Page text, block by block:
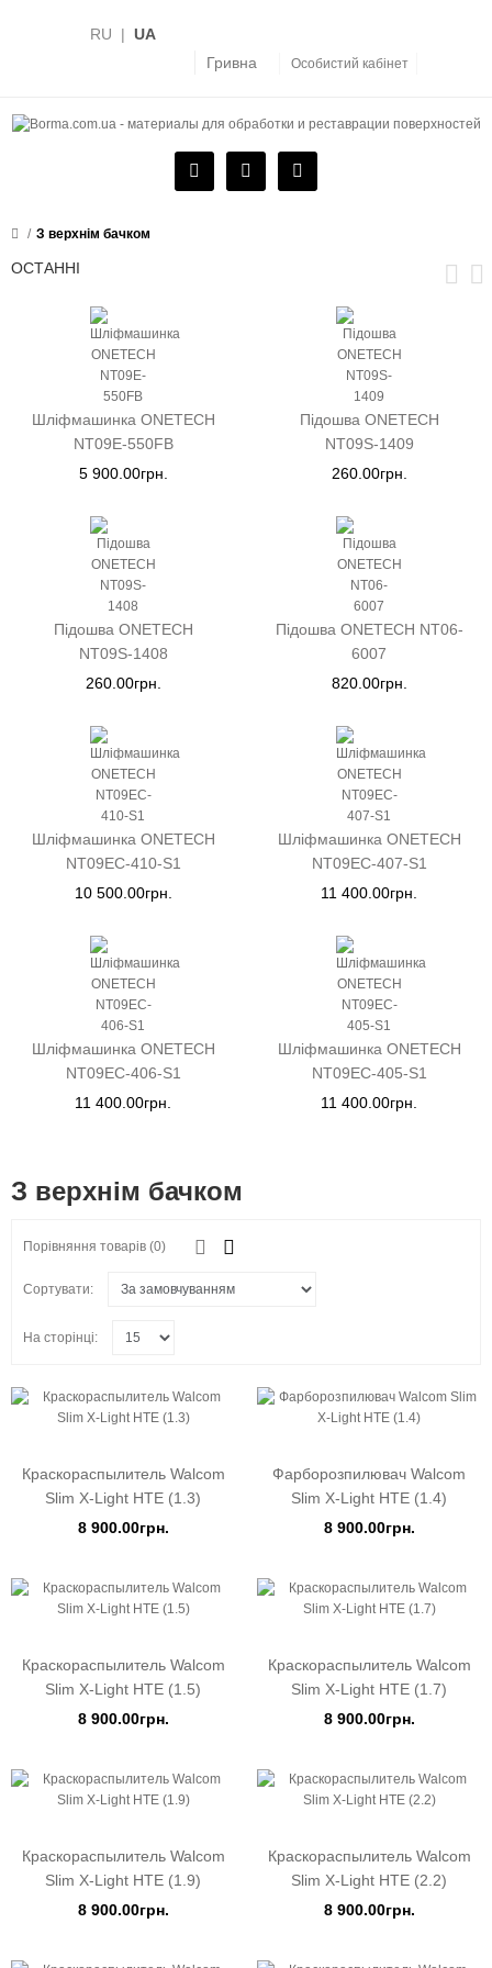
RU | UA
Гривна
Особистий кабінет
З верхнім бачком
ОСТАННІ
Шліфмашинка ONETECH
NT09E-550FB
5 900.00грн.
Підошва ONETECH
NT09S-1409
260.00грн.
Підошва ONETECH
NT09S-1408
260.00грн.
Підошва ONETECH NT06-
6007
820.00грн.
Шліфмашинка ONETECH
NT09EC-410-S1
10 500.00грн.
Шліфмашинка ONETECH
NT09EC-407-S1
11 400.00грн.
Шліфмашинка ONETECH
NT09EC-406-S1
11 400.00грн.
Шліфмашинка ONETECH
NT09EC-405-S1
11 400.00грн.
З верхнім бачком
Порівняння товарів (0)
Сортувати:
На сторінці:
Краскораспылитель Walcom
Slim X-Light HTE (1.3)
8 900.00грн.
Фарборозпилювач Walcom
Slim X-Light HTE (1.4)
8 900.00грн.
Краскораспылитель Walcom
Slim X-Light HTE (1.5)
8 900.00грн.
Краскораспылитель Walcom
Slim X-Light HTE (1.7)
8 900.00грн.
Краскораспылитель Walcom
Slim X-Light HTE (1.9)
8 900.00грн.
Краскораспылитель Walcom
Slim X-Light HTE (2.2)
8 900.00грн.